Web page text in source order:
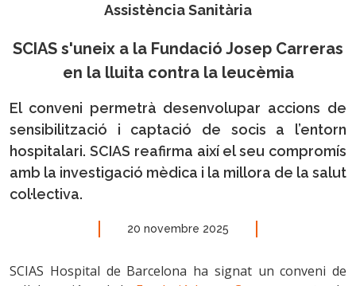
Assistència Sanitària
SCIAS s'uneix a la Fundació Josep Carreras
en la lluita contra la leucèmia
El conveni permetrà desenvolupar accions de
sensibilització i captació de socis a l’entorn
hospitalari. SCIAS reafirma així el seu compromís
amb la investigació mèdica i la millora de la salut
col·lectiva.
20 novembre 2025
SCIAS Hospital de Barcelona ha signat un conveni de